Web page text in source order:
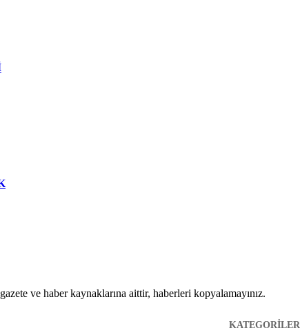
ve haber kaynaklarına aittir, haberleri kopyalamayınız.
KATEGORİLER